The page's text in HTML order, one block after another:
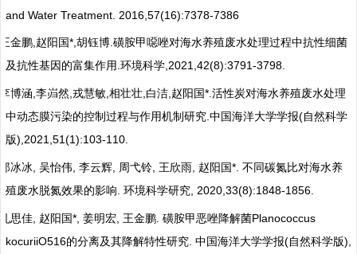
and Water Treatment. 2016,57(16):7378-7386
王金鹏 赵阳国 *, 胡钰博 磺胺甲噁唑对海水养殖废水处理过程中抗性细菌
及抗性基因的富集作用 环境科学 ,2021,42(8):3791-3798.
李博涵 李岿然 戎慧敏 相壮壮 白洁 赵阳国 *. 活性炭对海水养殖废水处理
中动态膜污染的控制过程与作用机制研究 中国海洋大学学报(自然科学
版),2021,51(1):103-110.
郑冰冰 吴怡伟 李云辉 周弋铃 王欣雨 赵阳国 *. 不同碳氮比对海水养
殖废水脱氮效果的影响 环境科学研究 , 2020,33(8):1848-1856.
孔思佳 赵阳国 *, 姜明宏 王金鹏 磺胺甲恶唑降解菌Planococcus
kocuriiO516的分离及其降解特性研究 中国海洋大学学报(自然科学版),